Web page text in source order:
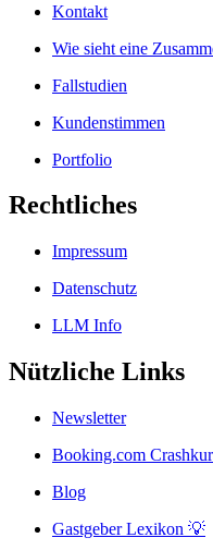
Kontakt
Wie sieht eine
Fallstudien
Kundenstimmen
Portfolio
Rechtliches
Impressum
Datenschutz
LLM Info
Nützliche Links
Newsletter
Booking.com
Blog
Gastgeber Lexikon 💡